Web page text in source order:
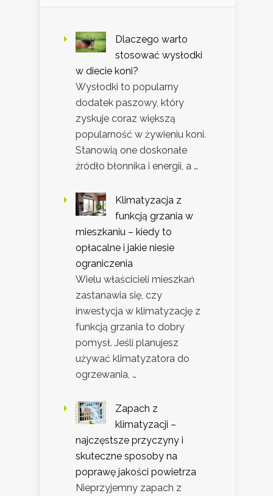
Dlaczego warto
stosować wysłodki
w diecie koni?
Wysłodki to popularny
dodatek paszowy, który
zyskuje coraz większą
popularność w żywieniu koni.
Stanowią one doskonałe
źródło błonnika i energii, a …
Klimatyzacja z
funkcją grzania w
mieszkaniu – kiedy to
opłacalne i jakie niesie
ograniczenia
Wielu właścicieli mieszkań
zastanawia się, czy
inwestycja w klimatyzację z
funkcją grzania to dobry
pomysł. Jeśli planujesz
używać klimatyzatora do
ogrzewania, …
Zapach z
klimatyzacji –
najczęstsze przyczyny i
skuteczne sposoby na
poprawę jakości powietrza
Nieprzyjemny zapach z